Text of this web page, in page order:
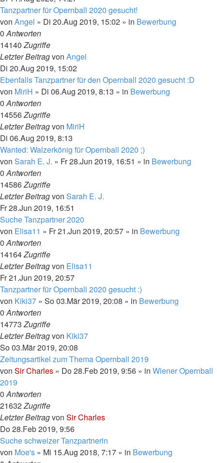
Tanzpartner für Opernball 2020 gesucht!
von Angel » Di 20.Aug 2019, 15:02 » in Bewerbung
0Antworten
14140Zugriffe
Letzter Beitragvon Angel
Di 20.Aug 2019, 15:02
Ebenfalls Tanzpartner für den Opernball 2020 gesucht :D
von MiriH » Di 06.Aug 2019, 8:13 » in Bewerbung
0Antworten
14556Zugriffe
Letzter Beitragvon MiriH
Di 06.Aug 2019, 8:13
Wanted: Walzerkönig für Opernball 2020 ;)
von Sarah E. J. » Fr 28.Jun 2019, 16:51 » in Bewerbung
0Antworten
14586Zugriffe
Letzter Beitragvon Sarah E. J.
Fr 28.Jun 2019, 16:51
Suche Tanzpartner 2020
von Elisa11 » Fr 21.Jun 2019, 20:57 » in Bewerbung
0Antworten
14164Zugriffe
Letzter Beitragvon Elisa11
Fr 21.Jun 2019, 20:57
Tanzpartner für Opernball 2020 gesucht :)
von Kiki37 » So 03.Mär 2019, 20:08 » in Bewerbung
0Antworten
14773Zugriffe
Letzter Beitragvon Kiki37
So 03.Mär 2019, 20:08
Zeitungsartikel zum Thema Opernball 2019
von Sir Charles » Do 28.Feb 2019, 9:56 » in Wiener Opernball
2019
0Antworten
21632Zugriffe
Letzter Beitragvon Sir Charles
Do 28.Feb 2019, 9:56
Suche schweizer Tanzpartnerin
von Moe's » Mi 15.Aug 2018, 7:17 » in Bewerbung